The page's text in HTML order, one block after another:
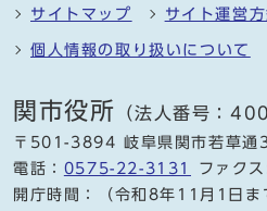
サイトマップ サイト運営
個人情報の取り扱いについて
関市役所 （法人番号：
〒501-3894 岐阜県関市若草通
電話： 0575-22-3131
ファク
開庁時間：（令和8年11月1日